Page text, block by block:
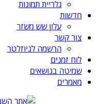
גלריית תמונות
חדשות
עלון שש משזר
צור קשר
הרשמה לניוזלטר
לוח זמנים
שמיטה בנושאים
מאמרים